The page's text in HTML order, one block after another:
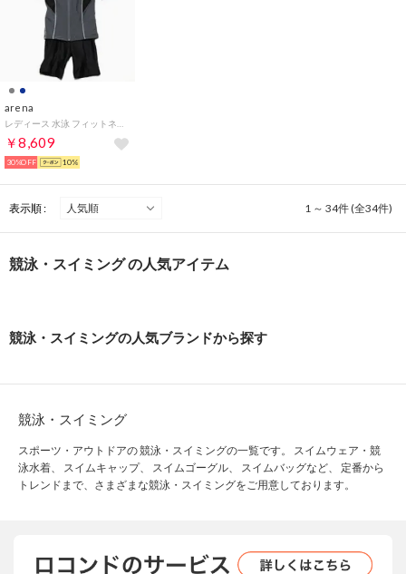
arena
￥8,609
30%OFF 10%
表示順 : 1 ～ 34件 (全34件)
競泳・スイミング の人気アイテム
競泳・スイミングの人気ブランドから探す
競泳・スイミング
スポーツ・アウトドアの 競泳・スイミングの一覧です。 スイムウェア・競
泳水着、 スイムキャップ、 スイムゴーグル、 スイムバッグなど、 定番から
トレンドまで、さまざまな競泳・スイミングをご用意しております。